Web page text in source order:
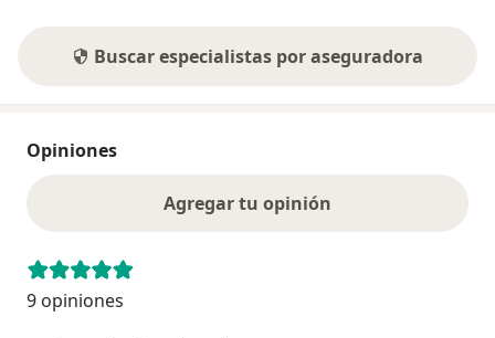
Buscar especialistas por aseguradora
Opiniones
Agregar tu opinión
9 opiniones